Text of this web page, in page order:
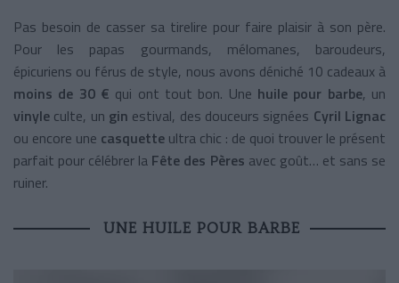
Pas besoin de casser sa tirelire pour faire plaisir à son père.
Pour les papas gourmands, mélomanes, baroudeurs,
épicuriens ou férus de style, nous avons déniché 10 cadeaux à
moins de 30 € qui ont tout bon. Une huile pour barbe, un
vinyle culte, un gin estival, des douceurs signées Cyril Lignac
ou encore une casquette ultra chic : de quoi trouver le présent
parfait pour célébrer la Fête des Pères avec goût… et sans se
ruiner.
UNE HUILE POUR BARBE